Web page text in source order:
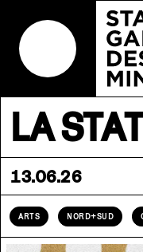
LA
13.06.26
ARTS NORD+SUD